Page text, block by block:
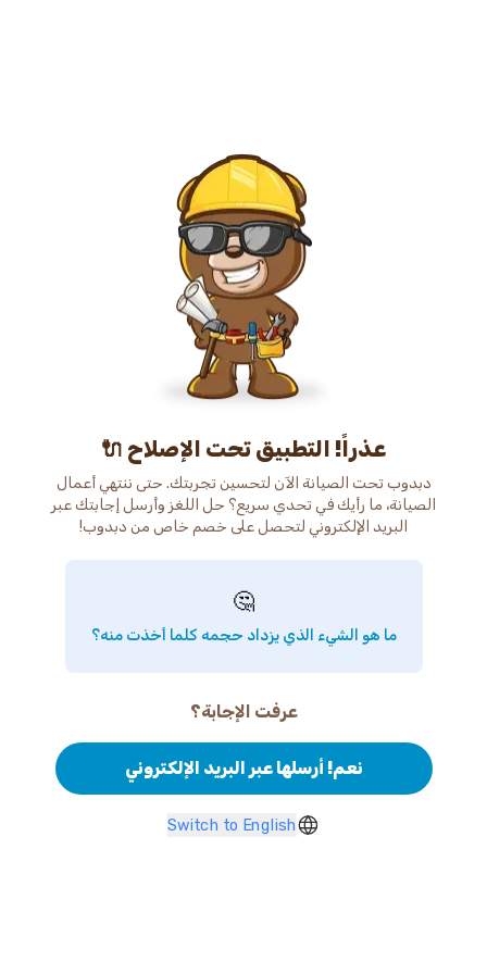
عذراً! التطبيق تحت الإصلاح 🔌
دبدوب تحت الصيانة الآن لتحسين تجربتك. حتى ننتهي أعمال
الصيانة، ما رأيك في تحدي سريع؟ حل اللغز وأرسل إجابتك عبر
البريد الإلكتروني لتحصل على خصم خاص من دبدوب!
🤔
ما هو الشيء الذي يزداد حجمه كلما أخذت منه؟
عرفت الإجابة؟
نعم! أرسلها عبر البريد الإلكتروني
Switch to English